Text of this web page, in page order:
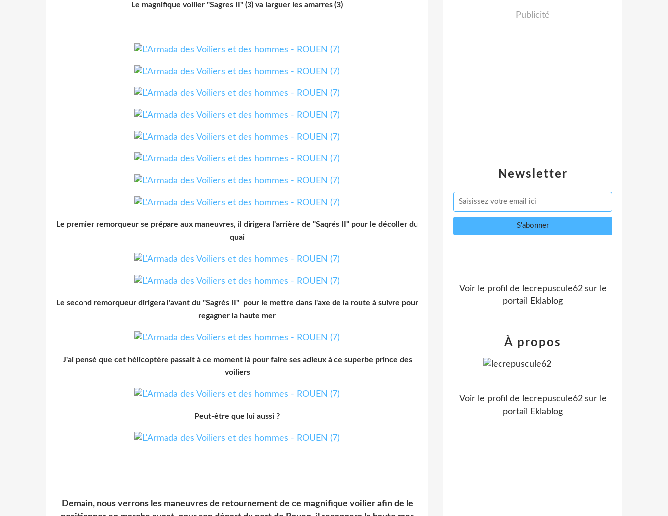
Le magnifique voilier "Sagres II" (3) va larguer les amarres (3)
Le premier remorqueur se prépare aux maneuvres, il dirigera l'arrière de "Saqrés II" pour le décoller du
quai
Le second remorqueur dirigera l'avant du "Sagrés II" pour le mettre dans l'axe de la route à suivre pour
regagner la haute mer
J'ai pensé que cet hélicoptère passait à ce moment là pour faire ses adieux à ce superbe prince des
voiliers
Peut-être que lui aussi ?
Demain, nous verrons les maneuvres de retournement de ce magnifique voilier afin de le
Newsletter
Publicité
Voir le profil de lecrepuscule62sur le
portail Eklablog
À propos
Voir le profil de lecrepuscule62sur le
portail Eklablog